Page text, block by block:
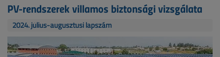
PV-rendszerek villamos biztonsági vizsgálata
2024. július-augusztusi lapszám